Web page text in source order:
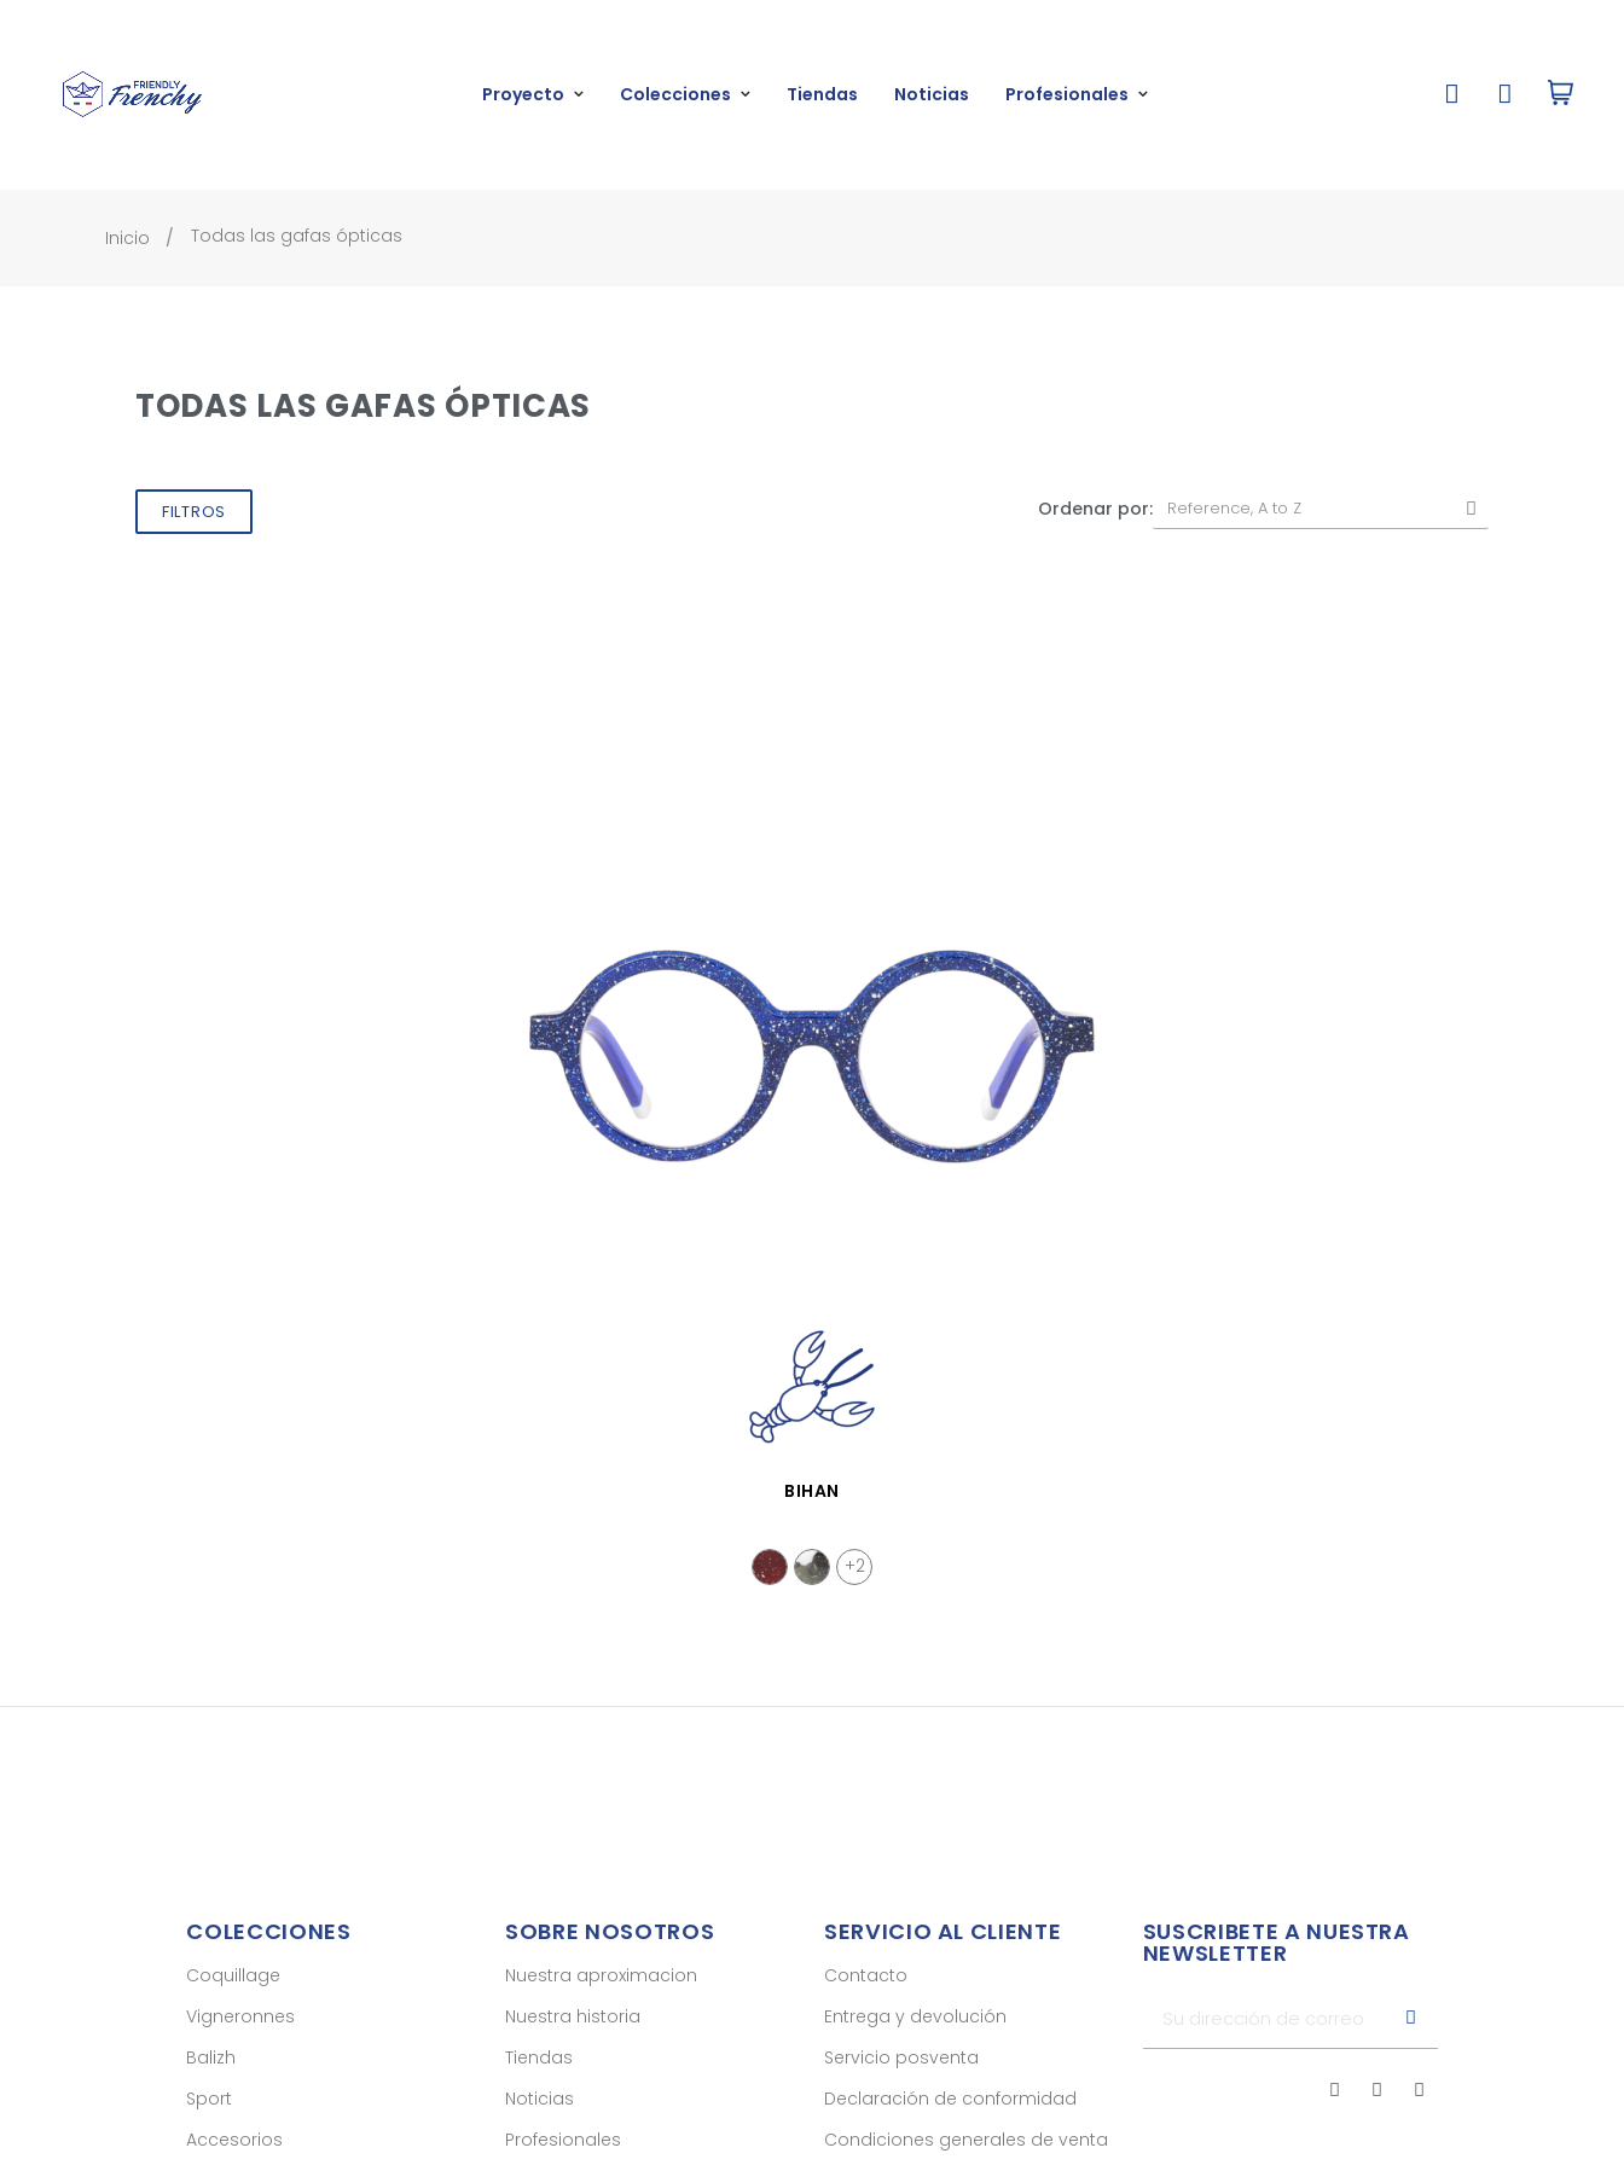
Proyecto Colecciones Tiendas Noticias Profesionales
Inicio Todas las gafas ópticas
TODAS LAS GAFAS ÓPTICAS
FILTROS Ordenar por:
VISTA RÁPIDA
BIHAN
+2
COLECCIONES
Coquillage
Vigneronnes
Balizh
Sport
Accesorios
SOBRE NOSOTROS
Nuestra aproximacion
Nuestra historia
Tiendas
Noticias
Profesionales
SERVICIO AL CLIENTE
Contacto
Entrega y devolución
Servicio posventa
Declaración de conformidad
Condiciones generales de venta
SUSCRIBETE A NUESTRA
NEWSLETTER